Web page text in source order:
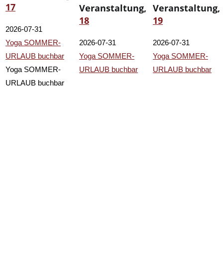
17
2026-07-31
Yoga SOMMER-
URLAUB buchbar
Yoga SOMMER-
URLAUB buchbar
Veranstaltung,
18
2026-07-31
Yoga SOMMER-
URLAUB buchbar
Veranstaltung,
19
2026-07-31
Yoga SOMMER-
URLAUB buchbar